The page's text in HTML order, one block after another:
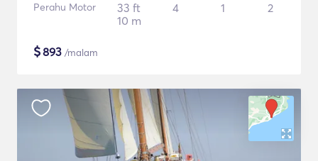
Perahu Motor
33 ft
10 m
4 1 2
$893 /malam